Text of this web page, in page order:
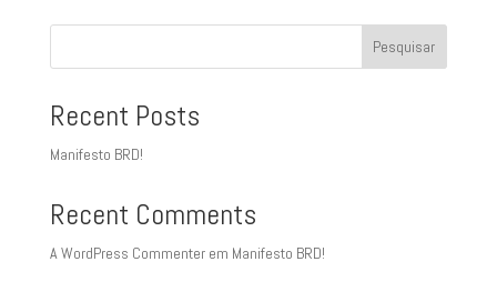
Pesquisar
Recent Posts
Manifesto BRD!
Recent Comments
A WordPress Commenterem Manifesto BRD!